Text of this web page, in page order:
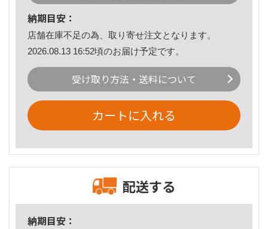
納期目安：
店舗在庫不足の為、取り寄せ注文となります。
2026.08.13 16:52頃のお届け予定です。
受け取り方法・送料について
カートに入れる
配送する
納期目安：